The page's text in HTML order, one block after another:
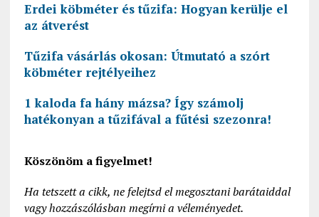
Erdei köbméter és tűzifa: Hogyan kerülje el
az átverést
Tűzifa vásárlás okosan: Útmutató a szórt
köbméter rejtélyeihez
1 kaloda fa hány mázsa? Így számolj
hatékonyan a tűzifával a fűtési szezonra!
Köszönöm a figyelmet!
Ha tetszett a cikk, ne felejtsd el megosztani barátaiddal
vagy hozzászólásban megírni a véleményedet.